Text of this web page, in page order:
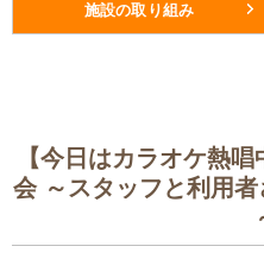
施設の取り組み
【今日はカラオケ熱
会 ～スタッフと利用